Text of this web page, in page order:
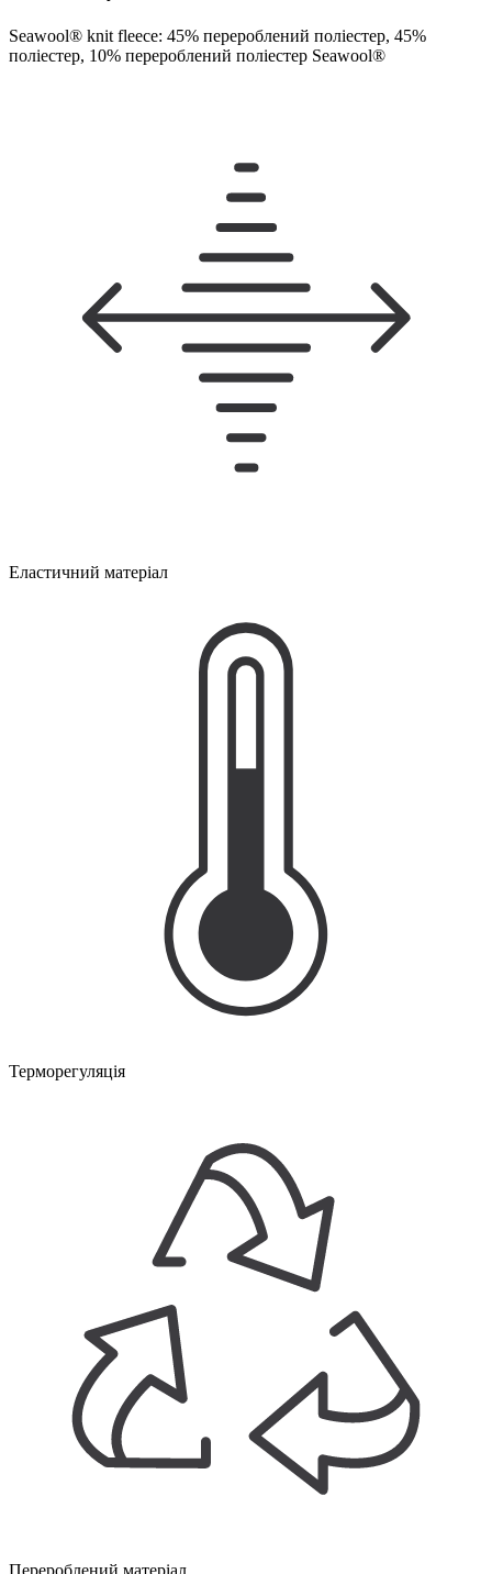
Seawool® knit fleece: 45% перероблений поліестер, 45%
поліестер, 10% перероблений поліестер Seawool®
Еластичний матеріал
Терморегуляція